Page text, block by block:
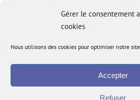
Gérer le consentement
cookies
Nous utilisons des cookies pour optimiser notre
Accepter
Refuser
bord du groupe synodalité . Voici sa
groupe synodalité en Assemblée